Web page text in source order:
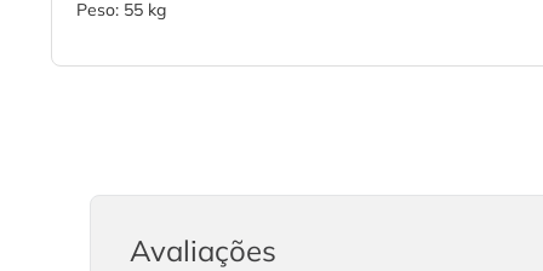
Peso: 55 kg
Avaliações